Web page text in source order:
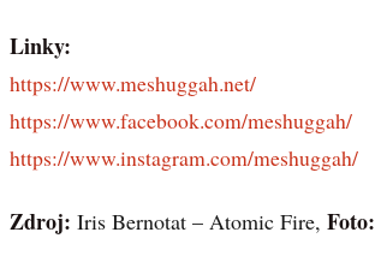
Linky:
https://www.meshuggah.net/
https://www.facebook.com/meshuggah/
https://www.instagram.com/meshuggah/
Zdroj: Iris Bernotat – Atomic Fire, Foto: